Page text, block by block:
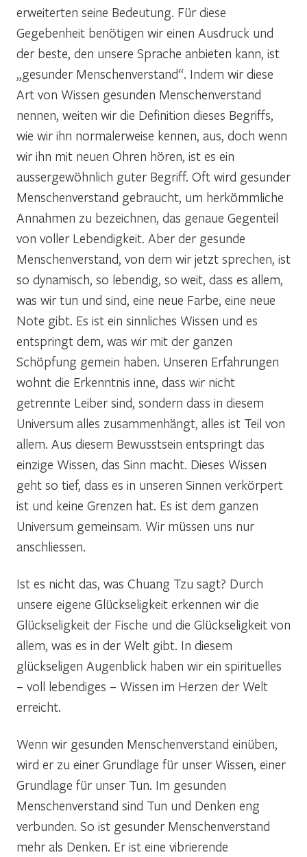
erweiterten seine Bedeutung. Für diese
Gegebenheit benötigen wir einen Ausdruck und
der beste, den unsere Sprache anbieten kann, ist
„gesunder Menschenverstand“. Indem wir diese
Art von Wissen gesunden Menschenverstand
nennen, weiten wir die Definition dieses Begriffs,
wie wir ihn normalerweise kennen, aus, doch wenn
wir ihn mit neuen Ohren hören, ist es ein
aussergewöhnlich guter Begriff. Oft wird gesunder
Menschenverstand gebraucht, um herkömmliche
Annahmen zu bezeichnen, das genaue Gegenteil
von voller Lebendigkeit. Aber der gesunde
Menschenverstand, von dem wir jetzt sprechen, ist
so dynamisch, so lebendig, so weit, dass es allem,
was wir tun und sind, eine neue Farbe, eine neue
Note gibt. Es ist ein sinnliches Wissen und es
entspringt dem, was wir mit der ganzen
Schöpfung gemein haben. Unseren Erfahrungen
wohnt die Erkenntnis inne, dass wir nicht
getrennte Leiber sind, sondern dass in diesem
Universum alles zusammenhängt, alles ist Teil von
allem. Aus diesem Bewusstsein entspringt das
einzige Wissen, das Sinn macht. Dieses Wissen
geht so tief, dass es in unseren Sinnen verkörpert
ist und keine Grenzen hat. Es ist dem ganzen
Universum gemeinsam. Wir müssen uns nur
anschliessen.
Ist es nicht das, was Chuang Tzu sagt? Durch
unsere eigene Glückseligkeit erkennen wir die
Glückseligkeit der Fische und die Glückseligkeit von
allem, was es in der Welt gibt. In diesem
glückseligen Augenblick haben wir ein spirituelles
– voll lebendiges – Wissen im Herzen der Welt
erreicht.
Wenn wir gesunden Menschenverstand einüben,
wird er zu einer Grundlage für unser Wissen, einer
Grundlage für unser Tun. Im gesunden
Menschenverstand sind Tun und Denken eng
verbunden. So ist gesunder Menschenverstand
mehr als Denken. Er ist eine vibrierende